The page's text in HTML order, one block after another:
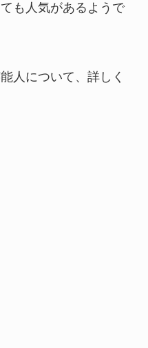
も人気があるようで
人について、詳しく